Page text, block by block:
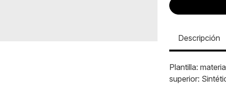
Descripción
Plantilla:
superior: